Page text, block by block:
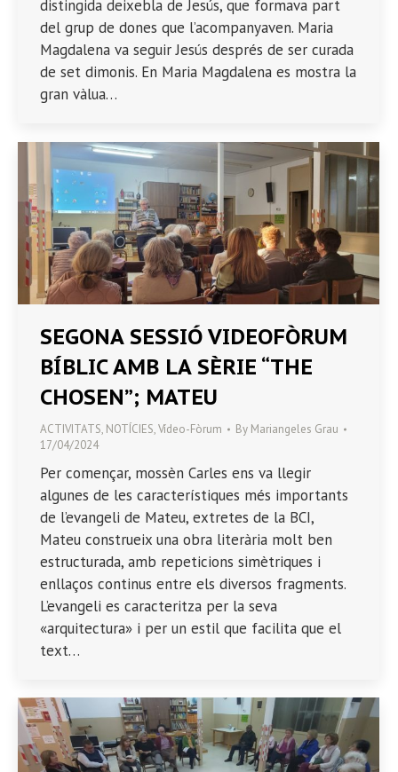
distingida deixebla de Jesús, que formava part
del grup de dones que l’acompanyaven. Maria
Magdalena va seguir Jesús després de ser curada
de set dimonis. En Maria Magdalena es mostra la
gran vàlua…
SEGONA SESSIÓ VIDEOFÒRUM
BÍBLIC AMB LA SÈRIE “THE
CHOSEN”; MATEU
ACTIVITATS, NOTÍCIES,Vídeo-Fòrum By Mariangeles Grau
17/04/2024
Per començar, mossèn Carles ens va llegir
algunes de les característiques més importants
de l’evangeli de Mateu, extretes de la BCI,
Mateu construeix una obra literària molt ben
estructurada, amb repeticions simètriques i
enllaços continus entre els diversos fragments.
L’evangeli es caracteritza per la seva
«arquitectura» i per un estil que facilita que el
text…